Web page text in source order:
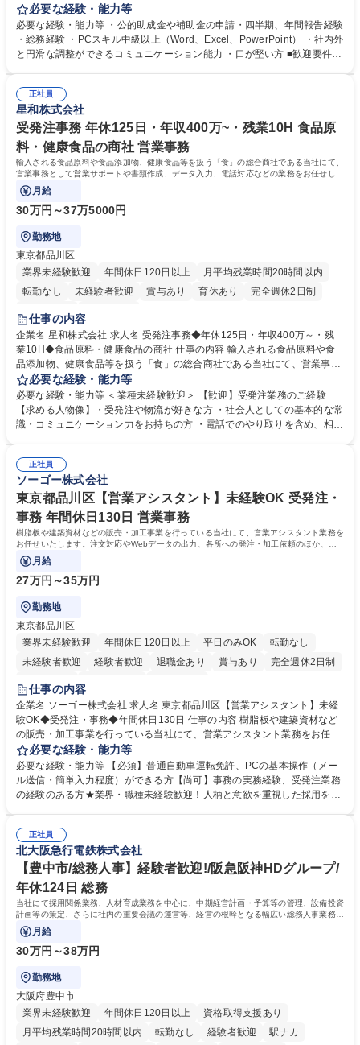
当者として業務を覚えていただき、ゆくゆくはリーダーやマネージャーポ
ジションとして活躍いただくことを期待しています。 【総務・人事グルー
プの業務内容】 ・人事制度関連 ・採用活動 ・教育研修の企画、実行 ・勤
怠管理 ・官公庁への各種提出 ・法定の会議運営（評議員会、理事会） ・
管理 ・福利厚生関連 ・職員からの問合せ、相談対応 ・その他日常の総務
業務全般 募集職種 【東京／文京区】公益財団法人の総務人事業務／年間
休日125日
必要な経験・能力等
必要な経験・能力等 ・公的助成金や補助金の申請・四半期、年間報告経験
・総務経験 ・PCスキル中級以上（Word、Excel、PowerPoint） ・社内外
と円滑な調整ができるコミュニケーション能力 ・口が堅い方 ■歓迎要件
正社員
星和株式会社
受発注事務 年休125日・年収400万~・残業10H 食品原
料・健康食品の商社 営業事務
輸入される食品原料や食品添加物、健康食品等を扱う「食」の総合商社である当社にて、
営業事務として営業サポートや書類作成、データ入力、電話対応などの業務をお任せしま
す。
月給
30万円～37万5000円
勤務地
東京都品川区
業界未経験歓迎
年間休日120日以上
月平均残業時間20時間以内
転勤なし
未経験者歓迎 賞与あり 育休あり
完全週休2日制
交通費支給
仕事の内容
企業名 星和株式会社 求人名 受発注事務◆年休125日・年収400万～・残
業10H◆食品原料・健康食品の商社 仕事の内容 輸入される食品原料や食
品添加物、健康食品等を扱う「食」の総合商社である当社にて、営業事務
として営業サポートや書類作成、データ入力、電話対応などの業務をお任
せします。 ・受注／出荷指示／売上管理／仕入管理／在庫管理／お客様や
倉庫と電話確認など、販売に関わる事務、営業サポートをお願いします。
・入社後は商品について覚えることから始め、先輩社員OJTと共に業務を
万～・残業10H◆食品原料・健康食品の商社
必要な経験・能力等
必要な経験・能力等 ＜業種未経験歓迎＞ 【歓迎】受発注業務のご経験
【求める人物像】・受発注や物流が好きな方 ・社会人としての基本的な常
識・コミュニケーション力をお持ちの方 ・電話でのやり取りを含め、相手
演算ができる方 ・業務ルールや指示を理解し、行動できる方 学歴・資格
学歴：大学院 大学 短大 語学力： 資格：
正社員
ソーゴー株式会社
東京都品川区【営業アシスタント】未経験OK 受発注・
事務 年間休日130日 営業事務
樹脂板や建築資材などの販売・加工事業を行っている当社にて、営業アシスタント業務を
お任せいたします。注文対応やWebデータの出力、各所への発注・加工依頼のほか、電
話・メール対応等の事務業務を担当します。
月給
27万円～35万円
勤務地
東京都品川区
業界未経験歓迎
年間休日120日以上 平日のみOK
転勤なし
未経験者歓迎
経験者歓迎 退職金あり 賞与あり
完全週休2日制
交通費支給
仕事の内容
企業名 ソーゴー株式会社 求人名 東京都品川区【営業アシスタント】未経
験OK◆受発注・事務◆年間休日130日 仕事の内容 樹脂板や建築資材など
の販売・加工事業を行っている当社にて、営業アシスタント業務をお任せ
いたします。注文対応やWebデータの出力、各所への発注・加工依頼のほ
か、電話・メール対応等の事務業務を担当します。 ■受注・発注業務：FA
Xによる注文対応、Web発注データのプリントアウト、各仕入先・協力会
社への発注および加工依頼等 ■納品書・請求書の作成および発送手配 ■商
当社の指定する業務 募集職種 東京都品川区【営業アシスタント】未経験O
K◆受発注・事務◆年間休日130日
必要な経験・能力等
必要な経験・能力等 【必須】普通自動車運転免許、PCの基本操作（メー
ル送信・簡単入力程度）ができる方【尚可】事務の実務経験、受発注業務
の経験のある方★業界・職種未経験歓迎！人柄と意欲を重視した採用を行
変化に臨機応変かつ柔軟に対応できる方、約束を守り正確に作業を進めら
れる方を求めています。高度なPCスキルや関数知識は一切不要です。丁
寧な指導体制が整っているため、安心してお仕事をスタートしていただけ
ます。 学歴・資格 学歴：大学院 大学 高専 短大 専修学校 高校 語学力：
資格：
正社員
北大阪急行電鉄株式会社
【豊中市/総務人事】経験者歓迎!/阪急阪神HDグループ/
年休124日 総務
当社にて採用関係業務、人材育成業務を中心に、中期経営計画・予算等の管理、設備投資
計画等の策定、さらに社内の重要会議の運営等、経営の根幹となる幅広い総務人事業務全
般を担当していただきます。
月給
30万円～38万円
勤務地
大阪府豊中市
業界未経験歓迎
年間休日120日以上
資格取得支援あり
月平均残業時間20時間以内
転勤なし 経験者歓迎
駅ナカ